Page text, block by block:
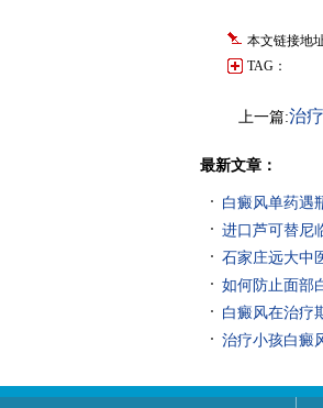
本文链接地
TAG：
上一篇:治
最新文章：
白癜风单药遇
进口芦可替尼
石家庄远大中
如何防止面部
白癜风在治疗
治疗小孩白癜